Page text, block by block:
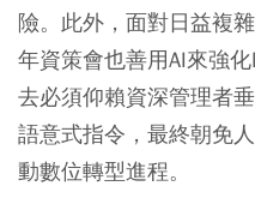
險。此外，面對日益複
年資策會也善用AI來強
去必須仰賴資深管理者
語意式指令，最終朝免
動數位轉型進程。